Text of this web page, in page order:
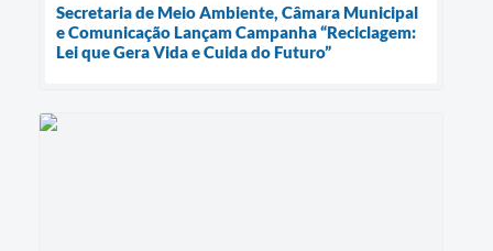
Secretaria de Meio Ambiente, Câmara Municipal
e Comunicação Lançam Campanha “Reciclagem:
Lei que Gera Vida e Cuida do Futuro”